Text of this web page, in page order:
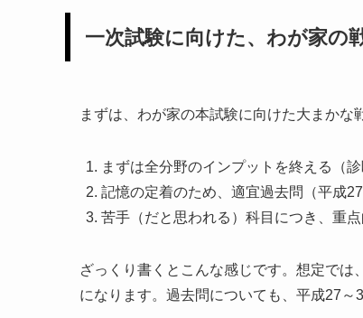
一次試験に向けた、わが家の
まずは、わが家の本試験に向けた大まかな
まずは全分野のインプットを終える（
記憶の定着のため、適宜過去問（平成
苦手（だと思われる）科目につき、重
ざっくり書くとこんな感じです。想定では、
になります。過去問についても、平成27